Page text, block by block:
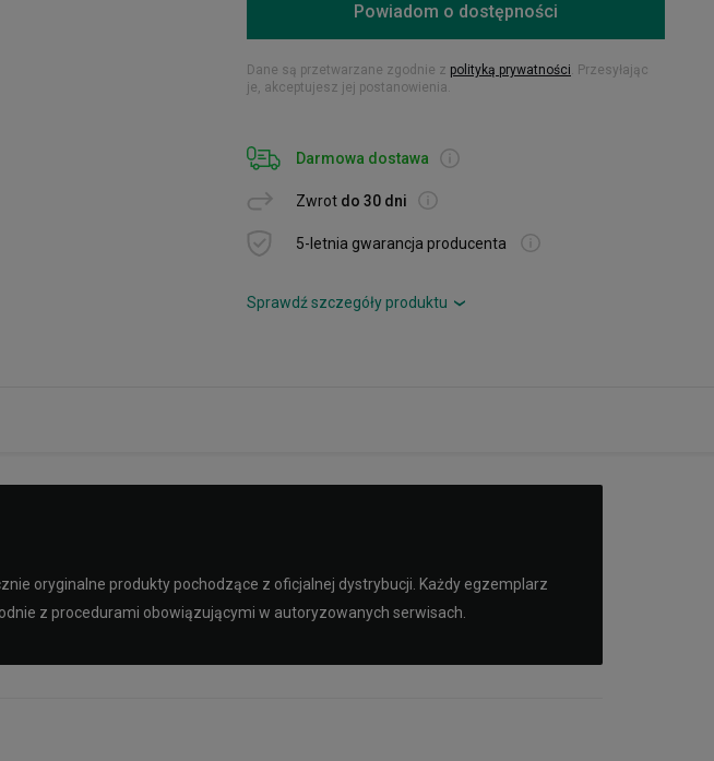
Powiadom o dostępności
Dane są przetwarzane zgodnie z polityką prywatności. Przesyłając
je, akceptujesz jej postanowienia.
Darmowa dostawa
Zwrot do 30 dni
5-letnia gwarancja producenta
Sprawdź szczegóły produktu ›
oryginalne produkty pochodzące z oficjalnej dystrybucji. Każdy egzemplarz
z procedurami obowiązującymi w autoryzowanych serwisach.